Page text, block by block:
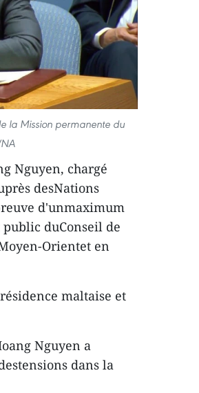
la Mission permanente du
Nguyen, chargé
desNations
d'unmaximum
duConseil de
Orientet en
maltaise et
Nguyen a
dans la